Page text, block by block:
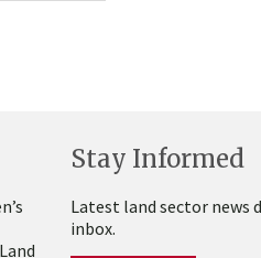
Stay Informed
Latest land sector news
inbox.